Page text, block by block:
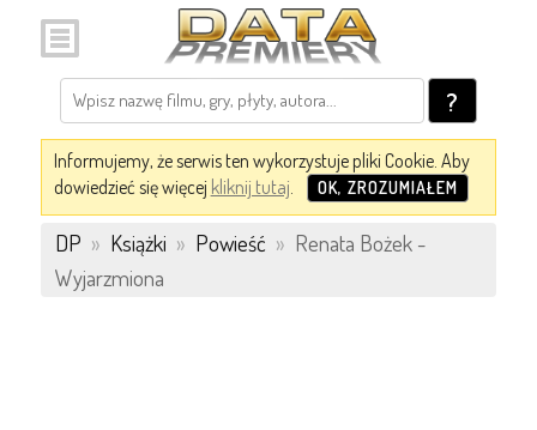
?
Informujemy, że serwis ten wykorzystuje pliki Cookie. Aby
dowiedzieć się więcej kliknij tutaj. OK, ZROZUMIAŁEM
DP » Książki » Powieść » Renata Bożek -
Wyjarzmiona